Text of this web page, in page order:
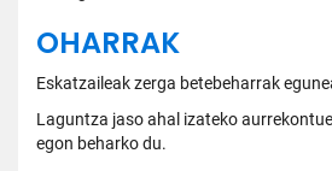
OHARRAK
Eskatzaileak zerga betebeharrak
Laguntza jaso ahal izateko
egon beharko du.